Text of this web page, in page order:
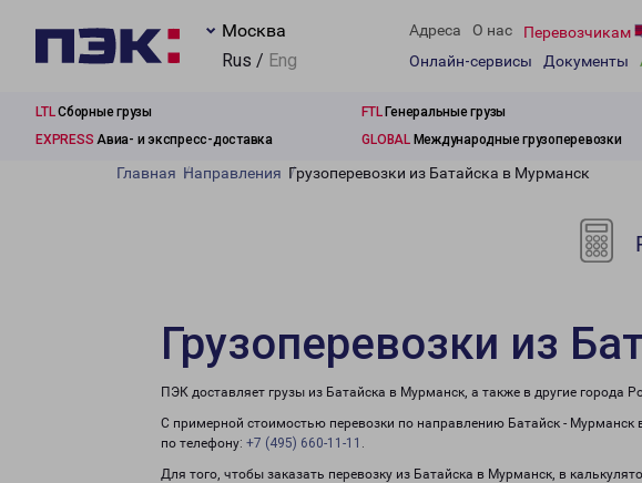
Москва
Rus / Eng
Адреса О нас Перевозчикам
Онлайн-сервисы
Документы
LTLСборные грузы FTLГенеральные грузы
EXPRESS Авиа- и экспресс-доставка GLOBALМеждународные грузоперевозки
Главная Направления Грузоперевозки из Батайска в Мурманск
Грузоперевозки из
ПЭК доставляет грузы из Батайска в Мурманск, а также в другие города
С примерной стоимостью перевозки по направлению Батайск -
по телефону: +7 (495) 660-11-11 .
Для того, чтобы заказать перевозку из Батайска в Мурманск, в